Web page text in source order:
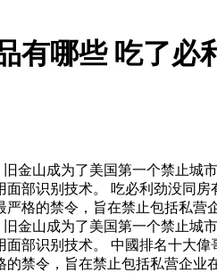
有哪些 吃了必
旧金山成为了美国第一个禁止城
面部识别技术。 吃必利劲没同
严格的禁令，旨在禁止包括私营
旧金山成为了美国第一个禁止城
面部识别技术。 中國排名十大
的禁令，旨在禁止包括私营企业